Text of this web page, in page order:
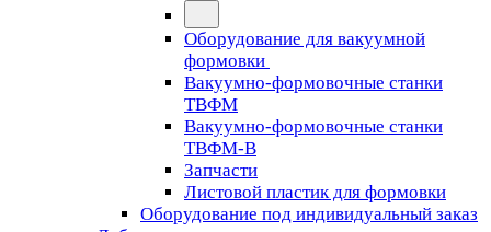
Оборудование для вакуумной
формовки
Вакуумно-формовочные станки
ТВФМ
Вакуумно-формовочные станки
ТВФМ-В
Запчасти
Листовой пластик для формовки
Оборудование под индивидуальный заказ